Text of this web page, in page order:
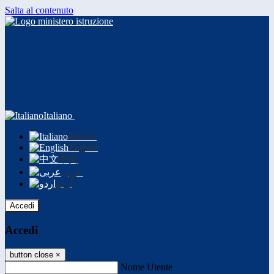
Salta al contenuto
Italiano
Italiano
English
中文
عربى
اردو
Accedi
Accedi
button close ×
Nome Utente